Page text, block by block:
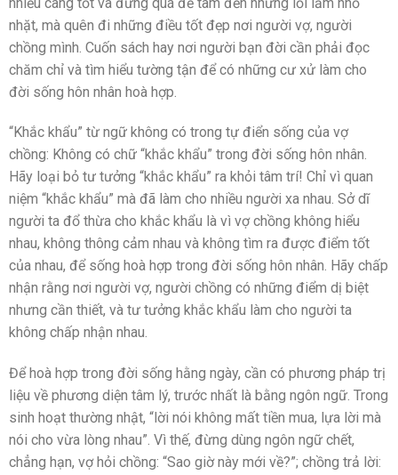
nhặt, mà quên đi những điều tốt đẹp nơi người vợ, người
chồng mình. Cuốn sách hay nơi người bạn đời cần phải đọc
chăm chỉ và tìm hiểu tường tận để có những cư xử làm cho
đời sống hôn nhân hoà hợp.
“Khắc khẩu” từ ngữ không có trong tự điển sống của vợ
chồng: Không có chữ “khắc khẩu” trong đời sống hôn nhân.
Hãy loại bỏ tư tưởng “khắc khẩu” ra khỏi tâm trí! Chỉ vì quan
niệm “khắc khẩu” mà đã làm cho nhiều người xa nhau. Sở dĩ
người ta đổ thừa cho khắc khẩu là vì vợ chồng không hiểu
nhau, không thông cảm nhau và không tìm ra được điểm tốt
của nhau, để sống hoà hợp trong đời sống hôn nhân. Hãy chấp
nhận rằng nơi người vợ, người chồng có những điểm dị biệt
nhưng cần thiết, và tư tưởng khắc khẩu làm cho người ta
không chấp nhận nhau.
Để hoà hợp trong đời sống hằng ngày, cần có phương pháp trị
liệu về phương diện tâm lý, trước nhất là bằng ngôn ngữ. Trong
sinh hoạt thường nhật, “lời nói không mất tiền mua, lựa lời mà
nói cho vừa lòng nhau”. Vì thế, đừng dùng ngôn ngữ chết,
chẳng hạn, vợ hỏi chồng: “Sao giờ này mới về?”; chồng trả lời: